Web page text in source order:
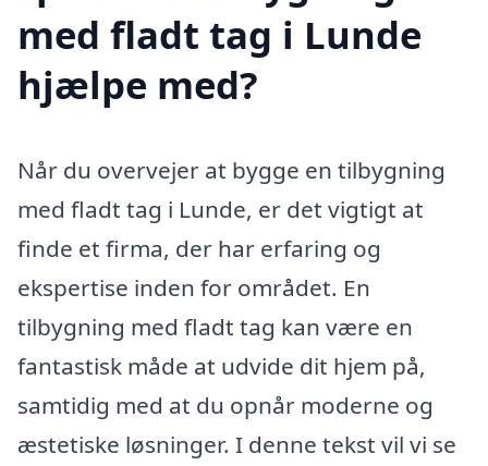
med fladt tag i Lunde
hjælpe med?
Når du overvejer at bygge en tilbygning
med fladt tag i Lunde, er det vigtigt at
finde et firma, der har erfaring og
ekspertise inden for området. En
tilbygning med fladt tag kan være en
fantastisk måde at udvide dit hjem på,
samtidig med at du opnår moderne og
æstetiske løsninger. I denne tekst vil vi se